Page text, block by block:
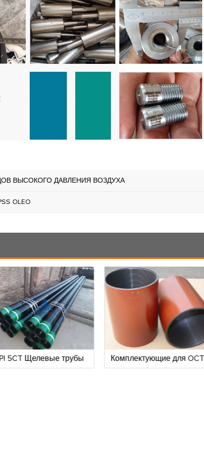
ВЫСОКОГО ДАВЛЕНИЯ ВОЗДУХА
OLEO
для OCTG Линейные трубы API 5L